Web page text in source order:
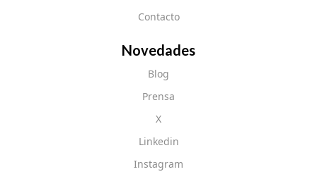
Contacto
Novedades
Blog
Prensa
X
Linkedin
Instagram